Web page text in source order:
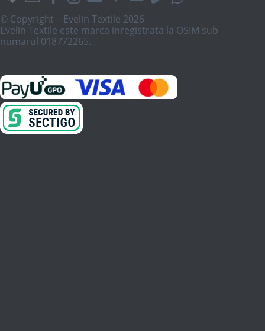
© Copyright – Evelin Textile 2026
Evelin Textile este marca inregistrata la OSIM sub
numarul 018772265.